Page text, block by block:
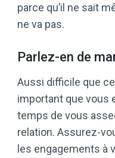
parce qu’il ne sait
ne va pas.
Parlez-en de
Aussi difficile que
important que vous
temps de vous
relation. Assurez-
les engagements à